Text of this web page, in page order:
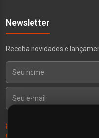
Newsletter
Receba novidades e